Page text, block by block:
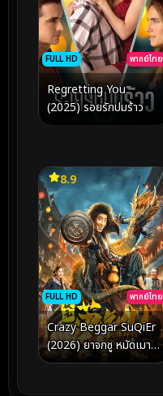
FULL HD พากย์ไทย
Regretting You
(2025) รอยรักปมร้าว
FULL HD พากย์ไทย
8.9
Crazy Beggar SuQiEr
(2026) ยาจกซู หมัดเมา
สะท้านฟ้า